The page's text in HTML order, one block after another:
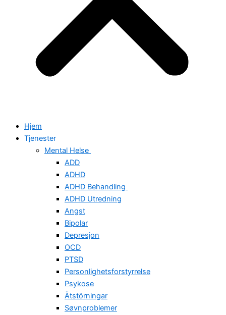
Hjem
Tjenester
Mental Helse
ADD
ADHD
ADHD Behandling
ADHD Utredning
Angst
Bipolar
Depresjon
OCD
PTSD
Personlighetsforstyrrelse
Psykose
Ätstörningar
Søvnproblemer